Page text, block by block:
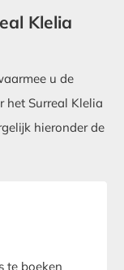
Klelia
u de
het Surreal Klelia
hieronder de
te boeken